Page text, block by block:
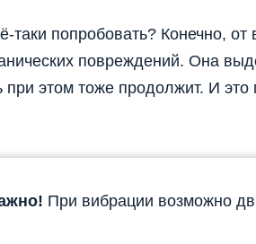
таки попробовать? Конечно,
повреждений. Она
при этом тоже продолжит. И это
При вибрации возможно